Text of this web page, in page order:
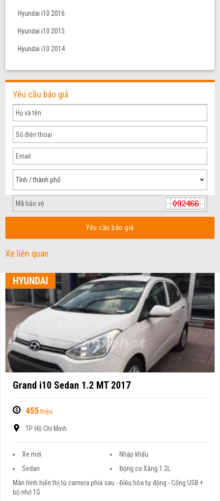
Hyundai i10 2016
Hyundai i10 2015
Hyundai i10 2014
Yêu cầu báo giá
Tỉnh / thành phố
Yêu cầu báo giá
Xe liên quan
HYUNDAI
Grand i10 Sedan 1.2 MT 2017
455triệu
TP Hồ Chí Minh
Xe mới
Nhập khẩu
Sedan
Động cơ Xăng 1.2L
Màn hình hiển thị từ camera phía sau - Điều hòa tự động - Cổng USB +
bộ nhớ 1G